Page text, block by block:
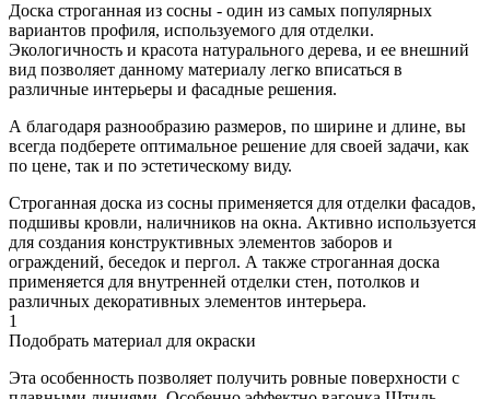
Доска строганная из сосны - один из самых популярных
вариантов профиля, используемого для отделки.
Экологичность и красота натурального дерева, и ее внешний
вид позволяет данному материалу легко вписаться в
различные интерьеры и фасадные решения.
А благодаря разнообразию размеров, по ширине и длине, вы
всегда подберете оптимальное решение для своей задачи, как
по цене, так и по эстетическому виду.
Строганная доска из сосны применяется для отделки фасадов,
подшивы кровли, наличников на окна. Активно используется
для создания конструктивных элементов заборов и
ограждений, беседок и пергол. А также строганная доска
применяется для внутренней отделки стен, потолков и
различных декоративных элементов интерьера.
1
Подобрать материал для окраски
Эта особенность позволяет получить ровные поверхности с